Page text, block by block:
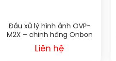
Đầu xử lý hình ảnh OVP-
M2X – chính hãng Onbon
Liên hệ